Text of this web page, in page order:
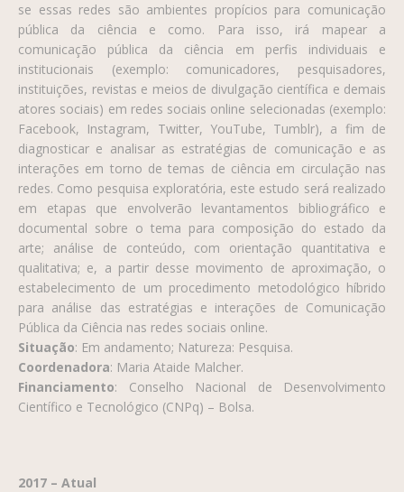
se essas redes são ambientes propícios para comunicação
pública da ciência e como. Para isso, irá mapear a
comunicação pública da ciência em perfis individuais e
institucionais (exemplo: comunicadores, pesquisadores,
instituições, revistas e meios de divulgação científica e demais
atores sociais) em redes sociais online selecionadas (exemplo:
Facebook, Instagram, Twitter, YouTube, Tumblr), a fim de
diagnosticar e analisar as estratégias de comunicação e as
interações em torno de temas de ciência em circulação nas
redes. Como pesquisa exploratória, este estudo será realizado
em etapas que envolverão levantamentos bibliográfico e
documental sobre o tema para composição do estado da
arte; análise de conteúdo, com orientação quantitativa e
qualitativa; e, a partir desse movimento de aproximação, o
estabelecimento de um procedimento metodológico híbrido
para análise das estratégias e interações de Comunicação
Pública da Ciência nas redes sociais online.
Situação: Em andamento; Natureza: Pesquisa.
Coordenadora: Maria Ataide Malcher.
Financiamento: Conselho Nacional de Desenvolvimento
Científico e Tecnológico (CNPq) – Bolsa.
2017 – Atual